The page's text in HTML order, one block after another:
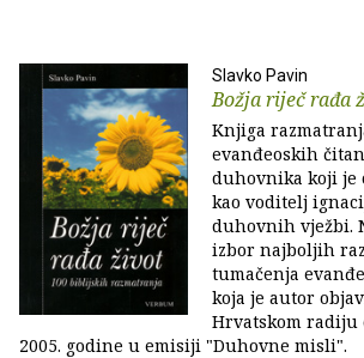
Slavko Pavin
Božja riječ rađa
Knjiga
evanđeoskih
duhovnika koji je
kao voditelj
duhovnih vježbi.
izbor najboljih
tumačenja
koja je autor
Hrvatskom radiju
2005. godine u emisiji "Duhovne misli".